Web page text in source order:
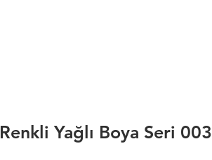
Renkli Yağlı Boya Seri 003